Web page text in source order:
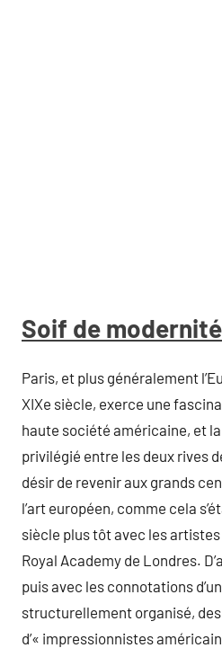
Soif de modernité
Paris, et plus généralement
XIXe siècle, exerce une
haute société américaine, et
privilégié entre les deux rives
désir de revenir aux grands
l’art européen, comme cela
siècle plus tôt avec les
Royal Academy de Londres.
puis avec les connotations
structurellement organisé,
d’« impressionnistes